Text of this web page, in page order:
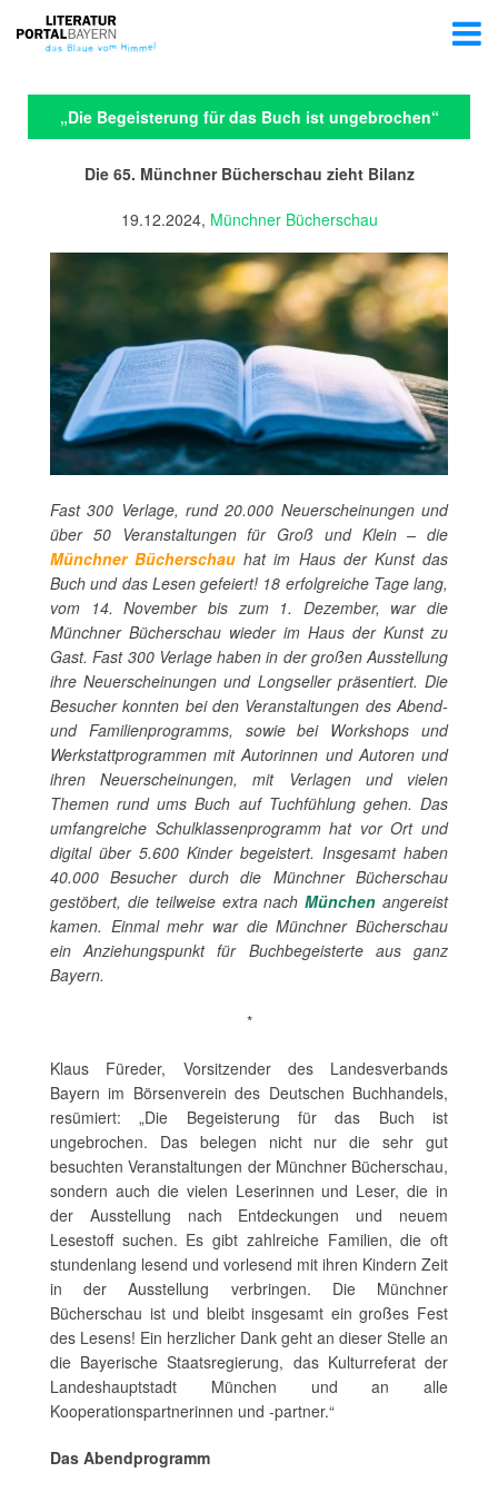
„Die Begeisterung für das Buch ist ungebrochen“
Die 65. Münchner Bücherschau zieht Bilanz
19.12.2024, Münchner Bücherschau
Fast 300 Verlage, rund 20.000 Neuerscheinungen und
über 50 Veranstaltungen für Groß und Klein – die
Münchner Bücherschau hat im Haus der Kunst das
Buch und das Lesen gefeiert! 18 erfolgreiche Tage lang,
vom 14. November bis zum 1. Dezember, war die
Münchner Bücherschau wieder im Haus der Kunst zu
Gast. Fast 300 Verlage haben in der großen Ausstellung
ihre Neuerscheinungen und Longseller präsentiert. Die
Besucher konnten bei den Veranstaltungen des Abend-
und Familienprogramms, sowie bei Workshops und
Werkstattprogrammen mit Autorinnen und Autoren und
ihren Neuerscheinungen, mit Verlagen und vielen
Themen rund ums Buch auf Tuchfühlung gehen. Das
umfangreiche Schulklassenprogramm hat vor Ort und
digital über 5.600 Kinder begeistert. Insgesamt haben
40.000 Besucher durch die Münchner Bücherschau
gestöbert, die teilweise extra nachMünchen angereist
kamen. Einmal mehr war die Münchner Bücherschau
ein Anziehungspunkt für Buchbegeisterte aus ganz
Bayern.
*
Klaus Füreder, Vorsitzender des Landesverbands
Bayern im Börsenverein des Deutschen Buchhandels,
resümiert: „Die Begeisterung für das Buch ist
ungebrochen. Das belegen nicht nur die sehr gut
besuchten Veranstaltungen der Münchner Bücherschau,
sondern auch die vielen Leserinnen und Leser, die in
der Ausstellung nach Entdeckungen und neuem
Lesestoff suchen. Es gibt zahlreiche Familien, die oft
stundenlang lesend und vorlesend mit ihren Kindern Zeit
in der Ausstellung verbringen. Die Münchner
Bücherschau ist und bleibt insgesamt ein großes Fest
des Lesens! Ein herzlicher Dank geht an dieser Stelle an
die Bayerische Staatsregierung, das Kulturreferat der
Landeshauptstadt München und an alle
Kooperationspartnerinnen und -partner.“
Das Abendprogramm